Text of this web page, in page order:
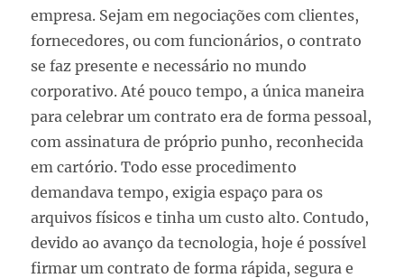
empresa. Sejam em negociações com clientes,
fornecedores, ou com funcionários, o contrato
se faz presente e necessário no mundo
corporativo. Até pouco tempo, a única maneira
para celebrar um contrato era de forma pessoal,
com assinatura de próprio punho, reconhecida
em cartório. Todo esse procedimento
demandava tempo, exigia espaço para os
arquivos físicos e tinha um custo alto. Contudo,
devido ao avanço da tecnologia, hoje é possível
firmar um contrato de forma rápida, segura e